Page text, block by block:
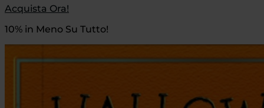
Acquista Ora!
10% in Meno Su Tutto!